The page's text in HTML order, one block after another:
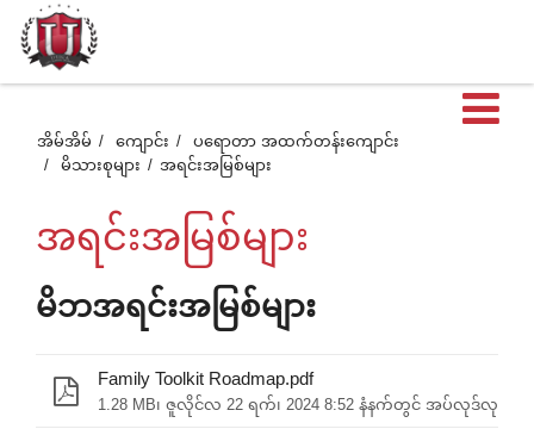
ဖွ
အိမ်အိမ် ကျောင်း
ပရောတာ အထက်တန်းကျောင်း
မိသားစုများ
အရင်းအမြစ်များ
အရင်းအမြစ်များ
မိဘအရင်းအမြစ်များ
Family Toolkit Roadmap.pdf
1.28 MB၊ ဇူလိုင်လ 22 ရက်၊ 2024 8:52 နံနက်တွင် အပ်လုဒ်လုပ်ခဲ့